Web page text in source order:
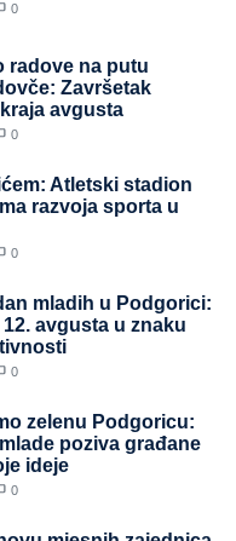
0
0
radove na putu
Završetak
avgusta
0
Atletski stadion
razvoja sporta u
0
mladih u Podgorici:
avgusta u znaku
0
zelenu Podgoricu:
poziva građane
ideje